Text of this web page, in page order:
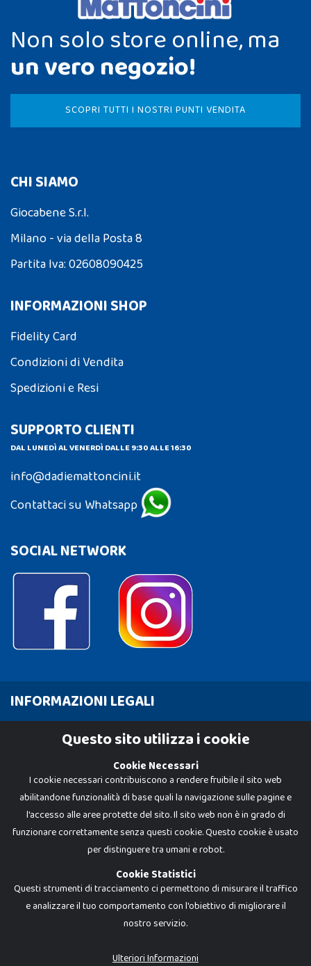
Non solo store online, ma
un vero negozio!
SCOPRI TUTTI I NOSTRI PUNTI VENDITA
CHI SIAMO
Giocabene S.r.l.
Milano - via della Posta 8
Partita Iva: 02608090425
INFORMAZIONI SHOP
Fidelity Card
Condizioni di Vendita
Spedizioni e Resi
SUPPORTO CLIENTI
DAL LUNEDÌ AL VENERDÌ DALLE 9:30 ALLE 16:30
info@dadiemattoncini.it
Contattaci su Whatsapp
SOCIAL NETWORK
INFORMAZIONI LEGALI
Cookie Policy
Dadi e Mattoncini è un brand di Giocabene Srl. Ogni riproduzione o utilizzo non
I prezzi e le promozioni pubblicate potrebbero differire da quanto esposto in
Questo sito utilizza i cookie
Cookie Necessari
I cookie necessari contribuiscono a rendere fruibile il sito web
abilitandone funzionalità di base quali la navigazione sulle pagine e
l'accesso alle aree protette del sito. Il sito web non è in grado di
funzionare correttamente senza questi cookie. Questo cookie è usato
per distinguere tra umani e robot.
Cookie Statistici
Questi strumenti di tracciamento ci permettono di misurare il traffico
e analizzare il tuo comportamento con l'obiettivo di migliorare il
nostro servizio.
Ulteriori Informazioni